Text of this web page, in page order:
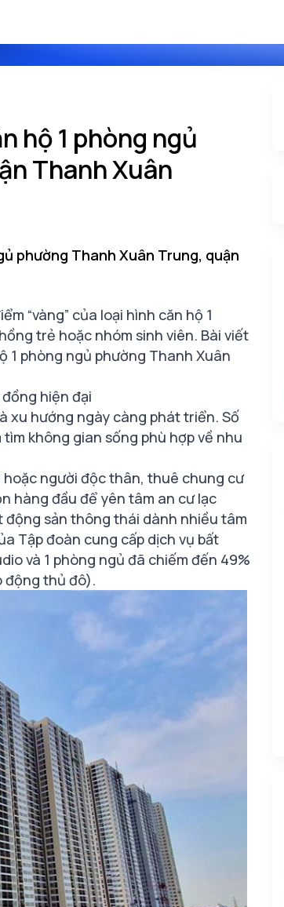
hộ 1 phòng ngủ
Thanh Xuân
phường Thanh Xuân Trung, quận
“vàng” của loại hình căn hộ 1
trẻ hoặc nhóm sinh viên. Bài viết
1 phòng ngủ phường Thanh Xuân
hiện đại
xu hướng ngày càng phát triển. Số
không gian sống phù hợp về nhu
người độc thân, thuê chung cư
hàng đầu để yên tâm an cư lạc
động sản thông thái dành nhiều tâm
Tập đoàn cung cấp dịch vụ bất
và 1 phòng ngủ đã chiếm đến 49%
động thủ đô).